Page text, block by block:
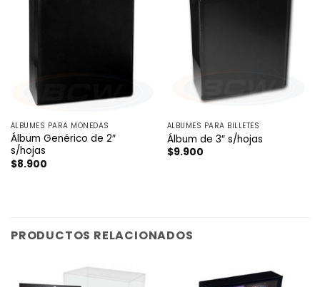
ÁLBUMES PARA MONEDAS
Álbum Genérico de 2″
s/hojas
$8.900
ÁLBUMES PARA BILLETES
Álbum de 3″ s/hojas
$9.900
PRODUCTOS RELACIONADOS